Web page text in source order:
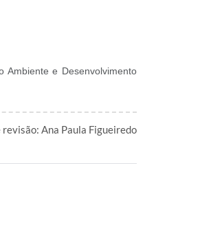
e Desenvolvimento
Ana Paula Figueiredo